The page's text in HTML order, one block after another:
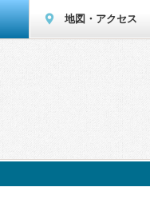
地図・アクセス